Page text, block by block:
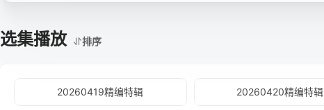
选集播放 排序
20260419精编特辑 20260420精编特辑